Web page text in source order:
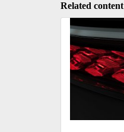
Related content